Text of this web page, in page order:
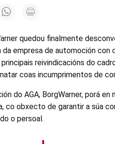
quedou finalmente
da empresa de automoción con
reivindicacións do
coas incumprimentos de
do AGA, BorgWarner, porá en
co obxecto de garantir a súa
o persoal.